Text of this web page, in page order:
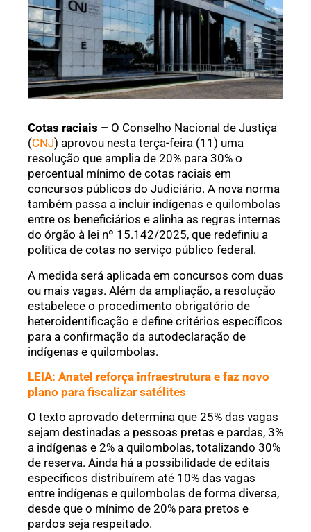
Cotas raciais – O Conselho Nacional de Justiça
(CNJ) aprovou nesta terça-feira (11) uma
resolução que amplia de 20% para 30% o
percentual mínimo de cotas raciais em
concursos públicos do Judiciário. A nova norma
também passa a incluir indígenas e quilombolas
entre os beneficiários e alinha as regras internas
do órgão à lei nº 15.142/2025, que redefiniu a
política de cotas no serviço público federal.
A medida será aplicada em concursos com duas
ou mais vagas. Além da ampliação, a resolução
estabelece o procedimento obrigatório de
heteroidentificação e define critérios específicos
para a confirmação da autodeclaração de
indígenas e quilombolas.
LEIA: Anatel reforça infraestrutura e faz novo
plano para fiscalizar satélites
O texto aprovado determina que 25% das vagas
sejam destinadas a pessoas pretas e pardas, 3%
a indígenas e 2% a quilombolas, totalizando 30%
de reserva. Ainda há a possibilidade de editais
específicos distribuírem até 10% das vagas
entre indígenas e quilombolas de forma diversa,
desde que o mínimo de 20% para pretos e
pardos seja respeitado.